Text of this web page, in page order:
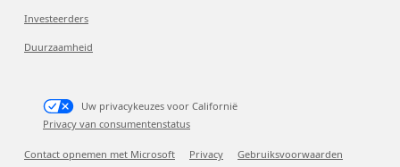
Investeerders
Duurzaamheid
Uw privacykeuzes voor Californië
Privacy van consumentenstatus
Contact opnemen met Microsoft Privacy Gebruiksvoorwaarden